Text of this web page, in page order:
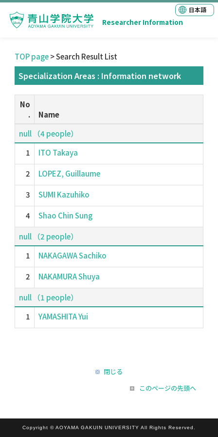
Researcher Information
日本語
TOP page> Search Result List
Specialization Areas : Information network
No
.
Name
null （4 people）
1
ITO Takaya
2 LOPEZ, Guillaume
3 SUMI Kazuhiko
4 Shao Chin Sung
null （2 people）
1
NAKAGAWA Sachiko
2 NAKAMURA Shuya
null （1 people）
1
YAMASHITA Yui
閉じる
このページの先頭へ
Copyright © AOYAMA GAKUIN UNIVERSITY All Rights Reserved.